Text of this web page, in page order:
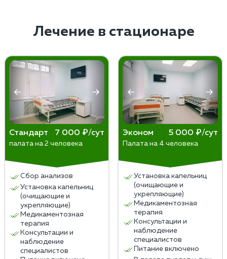
быть опасным, так как не лечит психологическую
аддикцию. При возникновении соответствующей
психиатрам и наркологам медицинского центра для
назначения комплексного лечения.
под наблюдением нарколога. Она проводится с
использованием капельниц. Состав такой
каждого пациента. При невозможности постановки
инфузии назначаются альтернативные процедуры —
плазмаферез, гемодиализ и др.
Лечение в стационаре
Стандарт 7 000 ₽/сут
палата на 2 человека
Сбор анализов
Установка капельниц
(очищающие и
укрепляющие)
Медикаментозная
терапия
Консультации и
наблюдение
специалистов
Эконом 5 000 ₽/сут
Палата на 4 человека
Установка капельниц
(очищающие и
укрепляющие)
Медикаментозная
терапия
Консультации и
наблюдение
специалистов
Питание включено